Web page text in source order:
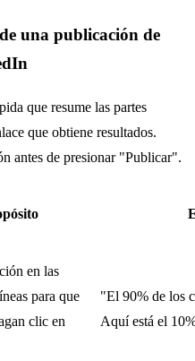
una publicación de
que resume las partes
que obtiene resultados.
antes de presionar "Publicar".
en las
para que
clic en
"El 90% de los
Aquí está el